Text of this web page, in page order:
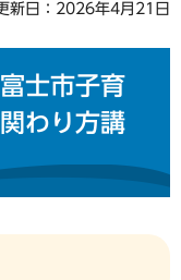
新日：2026年4月21日
士市子育
わり方講